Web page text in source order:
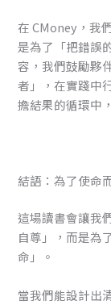
在 CMoney，我
是為了「把錯誤
容，我們鼓勵夥
者」，在實踐中
擔結果的循環中
結語：為了使命
這場讀書會讓我
自尊」，而是為
命」。
當我們能設計出